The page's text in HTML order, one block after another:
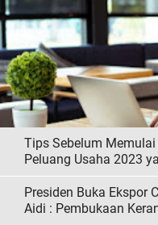
Tips Sebelum
Peluang Usaha 2023
Presiden Buka Ekspor
Aidi : Pembukaan